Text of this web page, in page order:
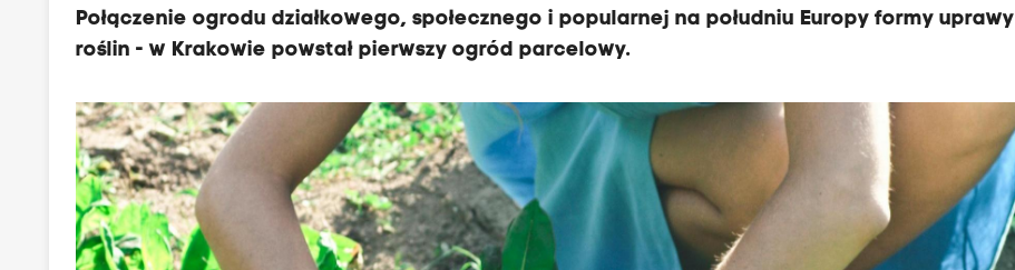
Połączenie ogrodu działkowego, społecznego i popularnej na południu Europy formy uprawy
roślin - w Krakowie powstał pierwszy ogród parcelowy.